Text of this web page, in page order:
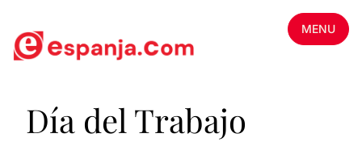
MENU
Día del Trabajo